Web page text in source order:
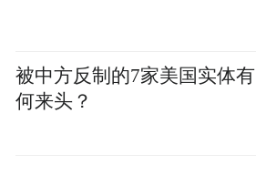
被中方反制的7家美国实体有
何来头？